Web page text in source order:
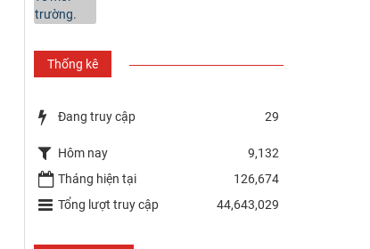
Thống kê
Đang truy cập 29
Hôm nay
9,132
Tháng hiện tại
126,674
Tổng lượt truy cập
44,643,029